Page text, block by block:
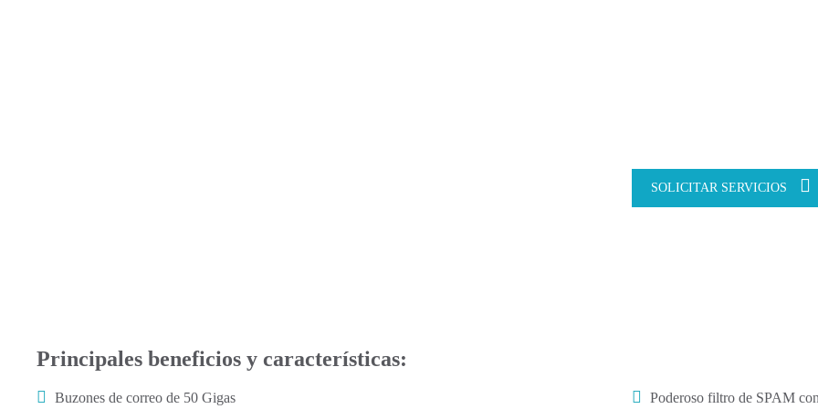
SOLICITAR SERVICIOS
Principales beneficios y características:
Buzones de correo de 50 Gigas
Poderoso filtro de SPAM